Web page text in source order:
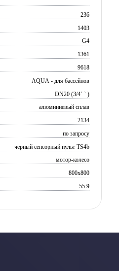
236
1403
G4
1361
9618
AQUA - для бассейнов
DN20 (3/4` ` )
алюминиевый сплав
2134
по запросу
черный сенсорный пульт TS4b
мотор-колесо
800x800
55.9